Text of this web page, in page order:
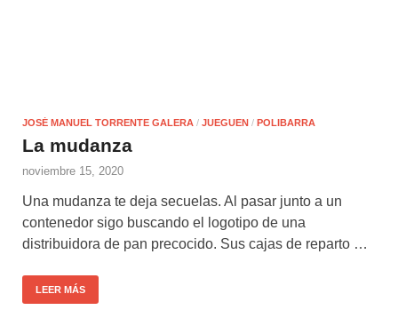
JOSÉ MANUEL TORRENTE GALERA / JUEGUEN / POLIBARRA
La mudanza
noviembre 15, 2020
Una mudanza te deja secuelas. Al pasar junto a un
contenedor sigo buscando el logotipo de una
distribuidora de pan precocido. Sus cajas de reparto …
LEER MÁS